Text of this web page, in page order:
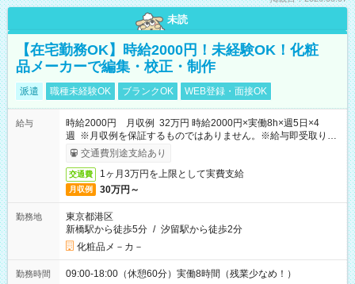
未読
【在宅勤務OK】時給2000円！未経験OK！化粧
品メーカーで編集・校正・制作
派遣 職種未経験OK ブランクOK WEB登録・面接OK
給与
時給2000円 月収例 32万円 時給2000円×実働8h×週5日×4
週 ※月収例を保証するものではありません。※給与即受取りサ
ービス利用可（利用条件有）
交通費別途支給あり
交通費 1ヶ月3万円を上限として実費支給
月収例 30万円～
勤務地
東京都港区
新橋駅から徒歩5分 / 汐留駅から徒歩2分
化粧品メ－カ－
勤務時間 09:00-18:00（休憩60分）実働8時間（残業少なめ！）